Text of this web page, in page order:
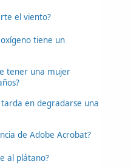
el viento?
tiene un
tener una mujer
en degradarse una
de Adobe Acrobat?
al plátano?